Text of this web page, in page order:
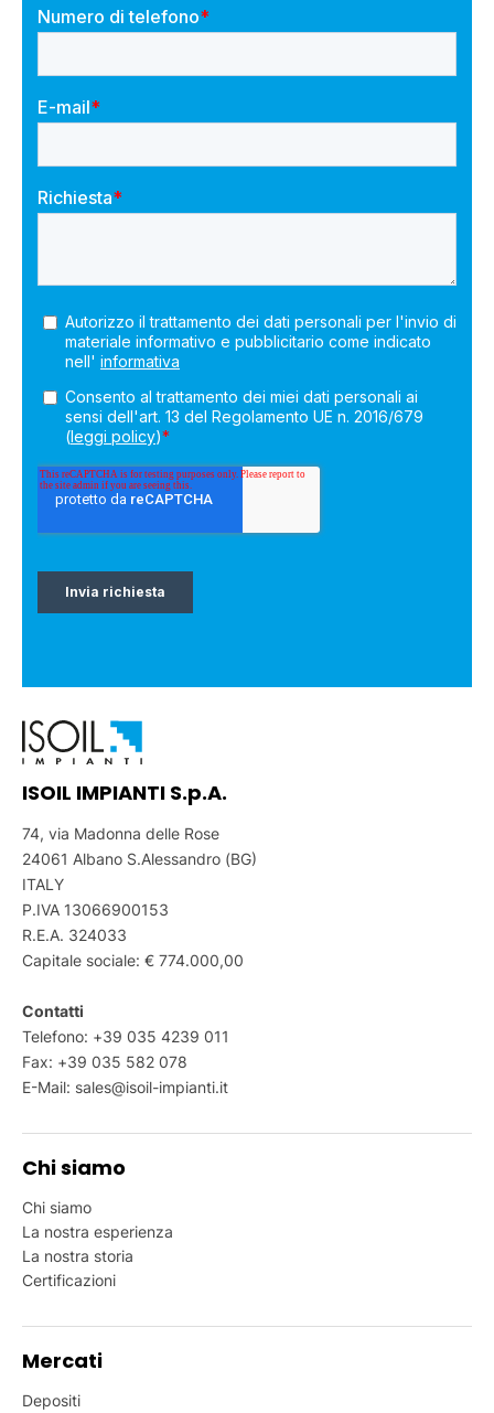
ISOIL IMPIANTI S.p.A.
74, via Madonna delle Rose
24061 Albano S.Alessandro (BG)
ITALY
P.IVA 13066900153
R.E.A. 324033
Capitale sociale: € 774.000,00
Contatti
Telefono: +39 035 4239 011
Fax: +39 035 582 078
E-Mail: sales@isoil-impianti.it
Chi siamo
Chi siamo
La nostra esperienza
La nostra storia
Certificazioni
Mercati
Depositi